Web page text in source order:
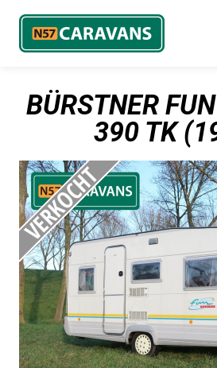
BÜRSTNER
390 TK
Menu
Inkoop
Export
Contact
Over N57 Caravans